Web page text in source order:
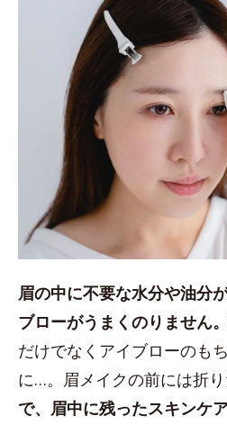
眉の中に不要な水分や油分
ブローがうまくのりません。
だけでなくアイブローのも
に…。眉メイクの前には折
で、眉中に残ったスキンケ